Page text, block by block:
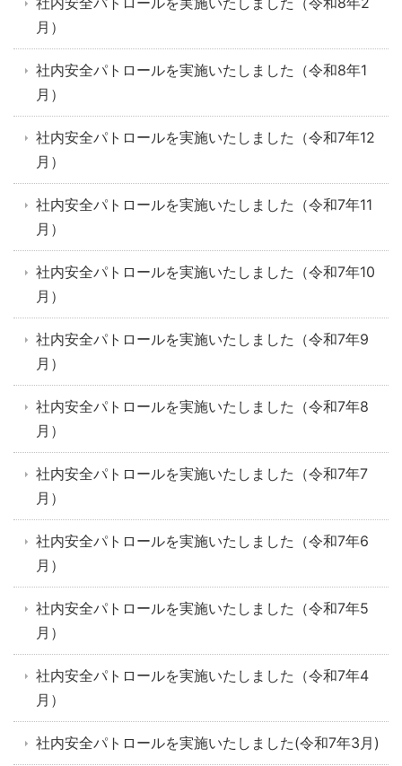
月）
社内安全パトロールを実施いたしました（令和8年1
月）
社内安全パトロールを実施いたしました（令和7年12
月）
社内安全パトロールを実施いたしました（令和7年11
月）
社内安全パトロールを実施いたしました（令和7年10
月）
社内安全パトロールを実施いたしました（令和7年9
月）
社内安全パトロールを実施いたしました（令和7年8
月）
社内安全パトロールを実施いたしました（令和7年7
月）
社内安全パトロールを実施いたしました（令和7年6
月）
社内安全パトロールを実施いたしました（令和7年5
月）
社内安全パトロールを実施いたしました（令和7年4
月）
社内安全パトロールを実施いたしました(令和7年3月)